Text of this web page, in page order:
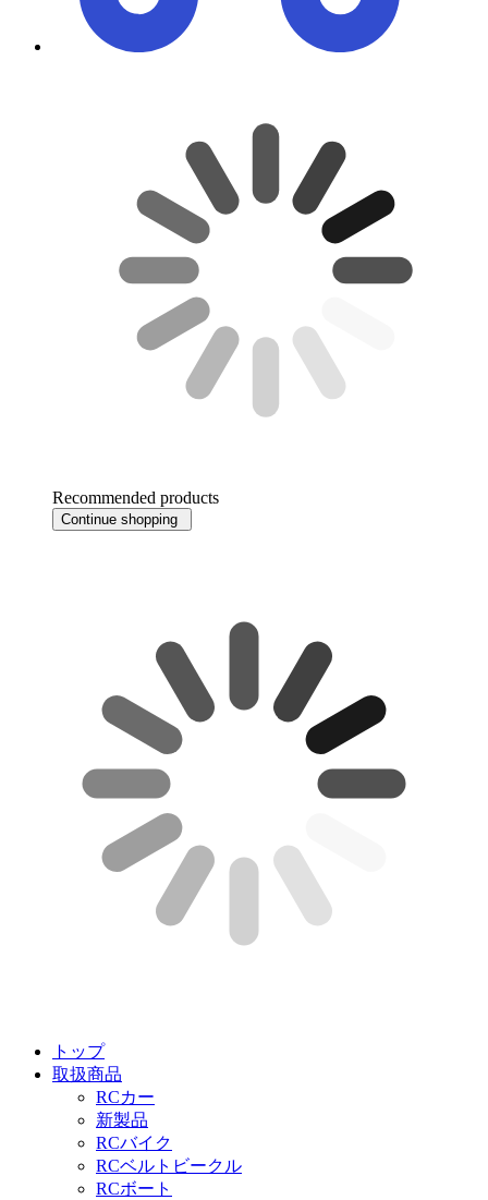
Recommended products
Continue shopping
トップ
取扱商品
RCカー
新製品
RCバイク
RCベルトビークル
RCボート